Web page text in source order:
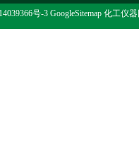
号-3 GoogleSitemap 化工仪